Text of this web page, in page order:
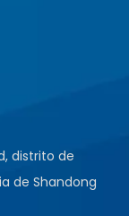
distrito de
de Shandong